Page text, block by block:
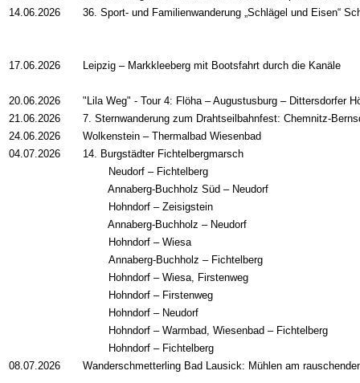
14.06.2026
36. Sport- und Familienwanderung „Schlägel und Eisen“
17.06.2026 Leipzig – Markkleeberg mit Bootsfahrt durch die Kanäle
20.06.2026
"Lila Weg" - Tour 4: Flöha – Augustusburg – Dittersdorfer
21.06.2026
7. Sternwanderung zum Drahtseilbahnfest: Chemnitz-
24.06.2026
Wolkenstein – Thermalbad Wiesenbad
04.07.2026
14. Burgstädter Fichtelbergmarsch
Neudorf – Fichtelberg
Annaberg-Buchholz Süd – Neudorf
Hohndorf – Zeisigstein
Annaberg-Buchholz – Neudorf
Hohndorf – Wiesa
Annaberg-Buchholz – Fichtelberg
Hohndorf – Wiesa, Firstenweg
Hohndorf – Firstenweg
Hohndorf – Neudorf
Hohndorf – Warmbad, Wiesenbad – Fichtelberg
Hohndorf – Fichtelberg
08.07.2026
Wanderschmetterling Bad Lausick: Mühlen am